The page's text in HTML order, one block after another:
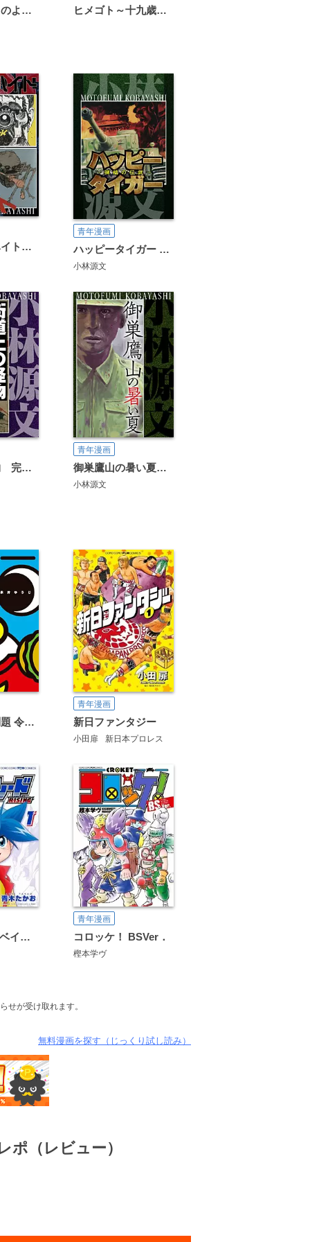
恋は雨上がりのように ヒメゴト～十九歳の制服～
士官候補生ハイト 愛蔵版
青年漫画
ハッピータイガー ～倒福の伝説～
小林源文
街道上の怪物 完全版
青年漫画
御巣鷹山の暑い夏 愛蔵版
小林源文
ペンギンの問題 令和大問題セレクション
青年漫画
新日ファンタジー
小田扉 新日本プロレス
爆転SHOOT ベイブレードRISING
青年漫画
コロッケ！ BSVer．
樫本学ヴ
せが受け取れます。
無料漫画を探す（じっくり試し読み）
（レビュー）